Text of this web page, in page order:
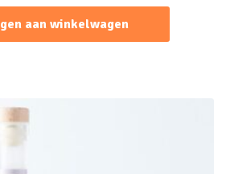
aan winkelwagen